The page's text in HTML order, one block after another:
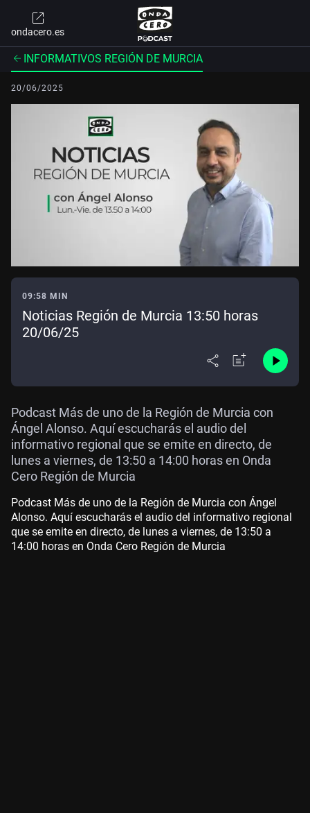
ondacero.es
INFORMATIVOS REGIÓN DE MURCIA
20/06/2025
09:58 MIN
Noticias Región de Murcia 13:50 horas
20/06/25
Podcast Más de uno de la Región de Murcia con
Ángel Alonso. Aquí escucharás el audio del
informativo regional que se emite en directo, de
lunes a viernes, de 13:50 a 14:00 horas en Onda
Cero Región de Murcia
Podcast Más de uno de la Región de Murcia con Ángel
Alonso. Aquí escucharás el audio del informativo regional
que se emite en directo, de lunes a viernes, de 13:50 a
14:00 horas en Onda Cero Región de Murcia